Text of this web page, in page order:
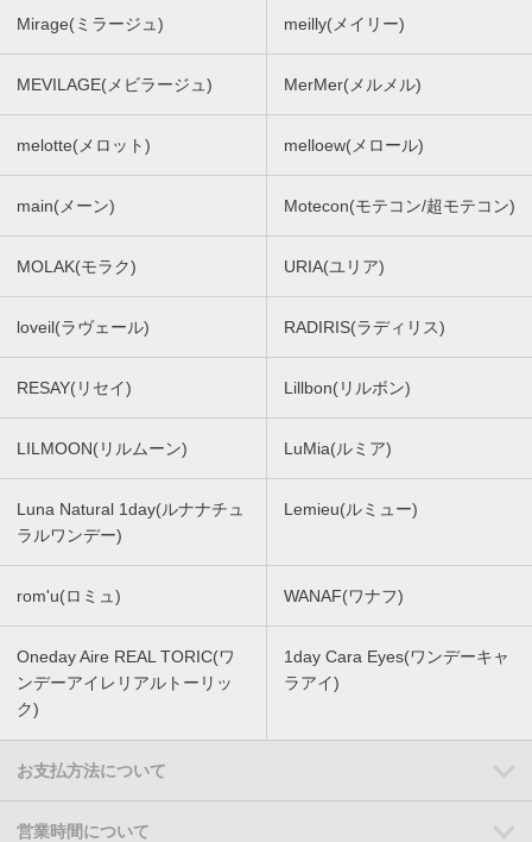
Mirage(ミラージュ) meilly(メイリー)
MEVILAGE(メビラージュ) MerMer(メルメル)
melotte(メロット) melloew(メロール)
main(メーン) Motecon(モテコン/超モテコン)
MOLAK(モラク) URIA(ユリア)
loveil(ラヴェール) RADIRIS(ラディリス)
RESAY(リセイ) Lillbon(リルボン)
LILMOON(リルムーン) LuMia(ルミア)
Luna Natural 1day(ルナナチュ
ラルワンデー)
Lemieu(ルミュー)
rom'u(ロミュ) WANAF(ワナフ)
Oneday Aire REAL TORIC(ワ
ンデーアイレリアルトーリッ
ク)
1day Cara Eyes(ワンデーキャ
ラアイ)
お支払方法について
営業時間について